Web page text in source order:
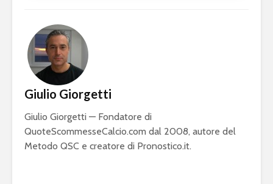
Giulio Giorgetti
Giulio Giorgetti — Fondatore di
QuoteScommesseCalcio.com dal 2008, autore del
Metodo QSC e creatore di Pronostico.it.